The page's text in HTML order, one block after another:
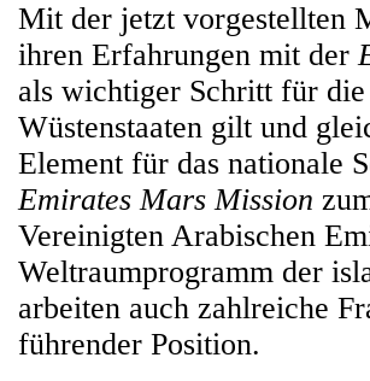
Mit der jetzt vorgestellten
ihren Erfahrungen mit der
als wichtiger Schritt für
Wüstenstaaten gilt und
Element für das nationale
Emirates Mars Mission
Vereinigten Arabischen
Weltraumprogramm der
arbeiten auch zahlreiche
führender Position.